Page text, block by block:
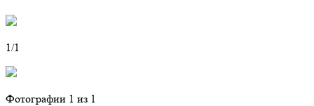
1/1
Фотографии 1 из 1